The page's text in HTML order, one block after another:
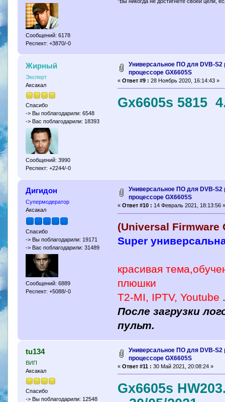
Сообщений: 6178
Респект: +3870/-0
Жирный
Эксперт
Аксакал
Спасибо
-> Вы поблагодарили: 6548
-> Вас поблагодарили: 18393
Сообщений: 3990
Респект: +2244/-0
Универсальное ПО для DVB-S2
процессоре GX6605S
«Ответ #9 : 28 Ноябрь 2020, 16:14:43 »
Gx6605s 5815
Дигидон
Супермодератор
Аксакал
Спасибо
-> Вы поблагодарили: 19171
-> Вас поблагодарили: 31489
Сообщений: 6889
Респект: +5088/-0
Универсальное ПО для DVB-S2
процессоре GX6605S
«Ответ #10 : 14 Февраль 2021, 18:13:56
(Universal Firmware
Super
красивая
плюшки
T2-MI, IPTV, Youtube
После загрузки
пульт.
tu134
ВИП
Аксакал
Спасибо
-> Вы поблагодарили: 12548
Универсальное ПО для DVB-S2
процессоре GX6605S
«Ответ #11 : 30 Май 2021, 20:08:24 »
Gx6605s